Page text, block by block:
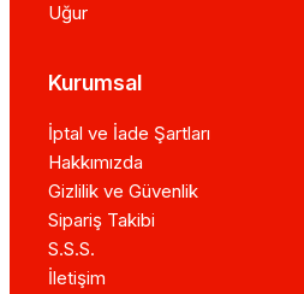
Uğur
Kurumsal
İptal ve İade Şartları
Hakkımızda
Gizlilik ve Güvenlik
Sipariş Takibi
S.S.S.
İletişim